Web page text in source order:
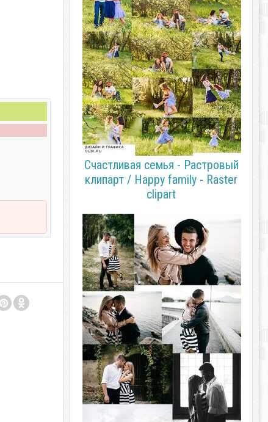
Счастливая семья - Растровый
клипарт / Happy family - Raster
clipart